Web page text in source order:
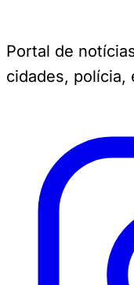
Portal de
cidades, polícia,